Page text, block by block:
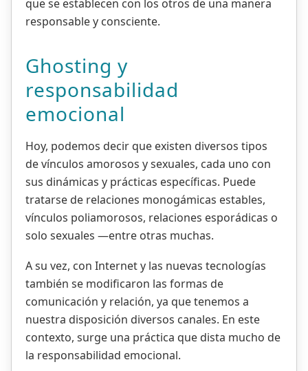
que se establecen con los otros de una manera
responsable y consciente.
Ghosting y
responsabilidad
emocional
Hoy, podemos decir que existen diversos tipos
de vínculos amorosos y sexuales, cada uno con
sus dinámicas y prácticas específicas. Puede
tratarse de relaciones monogámicas estables,
vínculos poliamorosos, relaciones esporádicas o
solo sexuales —entre otras muchas.
A su vez, con Internet y las nuevas tecnologías
también se modificaron las formas de
comunicación y relación, ya que tenemos a
nuestra disposición diversos canales. En este
contexto, surge una práctica que dista mucho de
la responsabilidad emocional.